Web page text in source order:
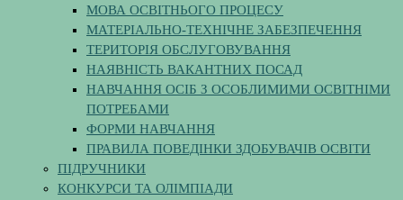
МОВА ОСВІТНЬОГО ПРОЦЕСУ
МАТЕРІАЛЬНО-ТЕХНІЧНЕ ЗАБЕЗПЕЧЕННЯ
ТЕРИТОРІЯ ОБСЛУГОВУВАННЯ
НАЯВНІСТЬ ВАКАНТНИХ ПОСАД
НАВЧАННЯ ОСІБ З ОСОБЛИМИМИ ОСВІТНІМИ
ПОТРЕБАМИ
ФОРМИ НАВЧАННЯ
ПРАВИЛА ПОВЕДІНКИ ЗДОБУВАЧІВ ОСВІТИ
ПІДРУЧНИКИ
КОНКУРСИ ТА ОЛІМПІАДИ